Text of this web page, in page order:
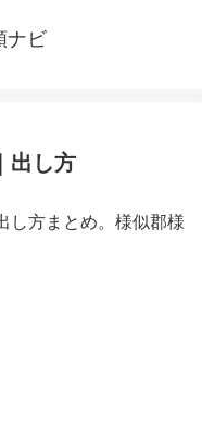
ナビ
出し方
し方まとめ。様似郡様